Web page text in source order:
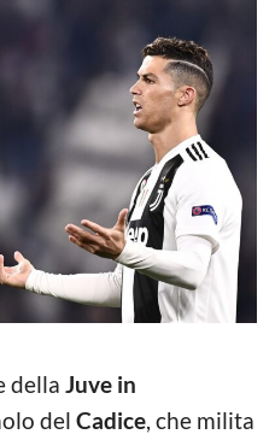
della Juve in
del Cadice, che milita